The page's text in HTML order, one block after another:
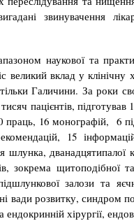
звинувачення
наукової та
великий вклад у клінічну
Галичини. За роки
пацієнтів, підготував
праць, 16 монографій, 6
15
шлунка,
зокрема щи­топодібної
залози та
вади роз­витку, синдром
хі­рур­гії,